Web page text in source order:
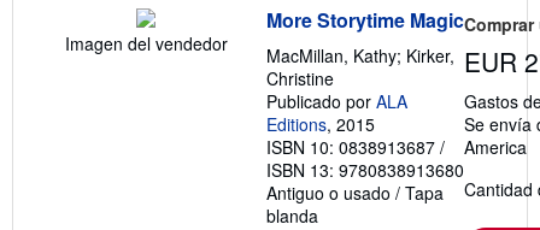
Imagen del vendedor
More Storytime Magic
MacMillan, Kathy; Kirker,
Christine
Publicado por ALA
Editions, 2015
ISBN 10: 0838913687 /
ISBN 13: 9780838913680
Antiguo o usado / Tapa
blanda
EUR
Gastos
Se envía
America
Cantidad